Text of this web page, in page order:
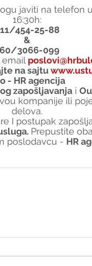
javiti na telefon
16:30h:
454-25-88
&
3066-099
email
na sajtu
- HR agencija
zapošljavanja i
kompanije ili
delova.
I postupak
Prepustite
poslodavcu - HR